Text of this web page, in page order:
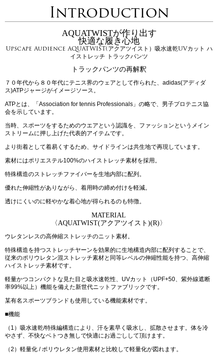
Introduction
AQUATWISTが作り出す
快適な履き心地
Upscape Audience AQUATWIST(アクアツイスト）吸水速乾UVカット ハ
イストレッチ トラックパンツ
トラックパンツの再解釈
７０年代から８０年代にテニス界のウェアとして作られた、adidas(アディダ
ス)ATPジャージがイメージソース。
ATPとは、「Association for tennis Professionals」の略で、男子プロテニス協
会を示しています。
当時、スポーツをするためのウエアという認識を、ファッションというメイン
ストリームに押し上げた代表的アイテムです。
より街着として着易くするため、サイドラインは共生地で再現しています。
素材にはポリエステル100%のハイストレッチ素材を採用。
特殊構造のストレッチファイバーを生地内部に配列。
優れた伸縮性がありながら、着用時の締め付けを軽減。
透けにくいのに軽やかな着心地が得られるのも特徴。
MATERIAL
〈AQUATWIST(アクアツイスト)(R)〉
ウレタンレスの高伸縮ストレッチのニット素材。
特殊構造を持つストレッチヤーンを効果的に生地構造内部に配列することで、
従来のポリウレタン混ストレッチ素材と同等レベルの伸縮性能を持つ、高伸縮
ハイストレッチ素材です。
軽量かつコンパクトな見た目と吸水速乾性、UVカット（UPF+50、紫外線遮断
率99%以上）機能を備えた新世代ニットファブリックです。
某有名スポーツブランドも使用している機能素材です。
■機能
（1）吸水速乾/特殊編構造により、汗を素早く吸水し、拡散させます。体を冷
やさず、不快なベトつき無しで快適にお過ごしして頂けます。
（2）軽量化 / ポリウレタン使用素材と比較して軽量化が図れます。